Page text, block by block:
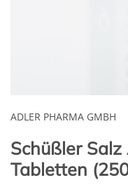
ADLER PHARMA GMBH
Schüßler
Tabletten